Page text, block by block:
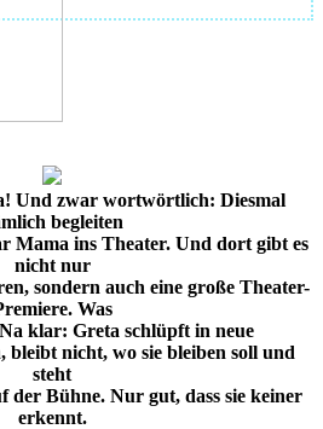
Und zwar wortwörtlich: Diesmal
begleiten
Mama ins Theater. Und dort gibt es
nicht nur
sondern auch eine große Theater-
Was
klar: Greta schlüpft in neue
bleibt nicht, wo sie bleiben soll und
steht
der Bühne. Nur gut, dass sie keiner
erkennt.